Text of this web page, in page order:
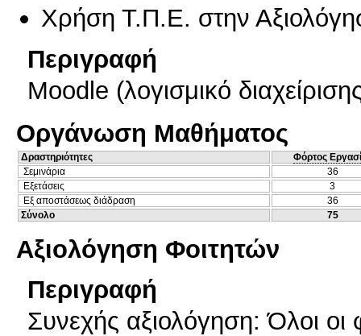
Χρήση Τ.Π.Ε. στην
Περιγραφή
Moodle (λογισμικό
Οργάνωση Μαθήματος
Δραστηριότητες
Φόρτος
Σεμινάρια
36
Εξετάσεις
3
Εξ αποστάσεως διάδραση
36
Σύνολο
75
Αξιολόγηση Φοιτητών
Περιγραφή
Συνεχής αξιολόγηση: Όλοι οι